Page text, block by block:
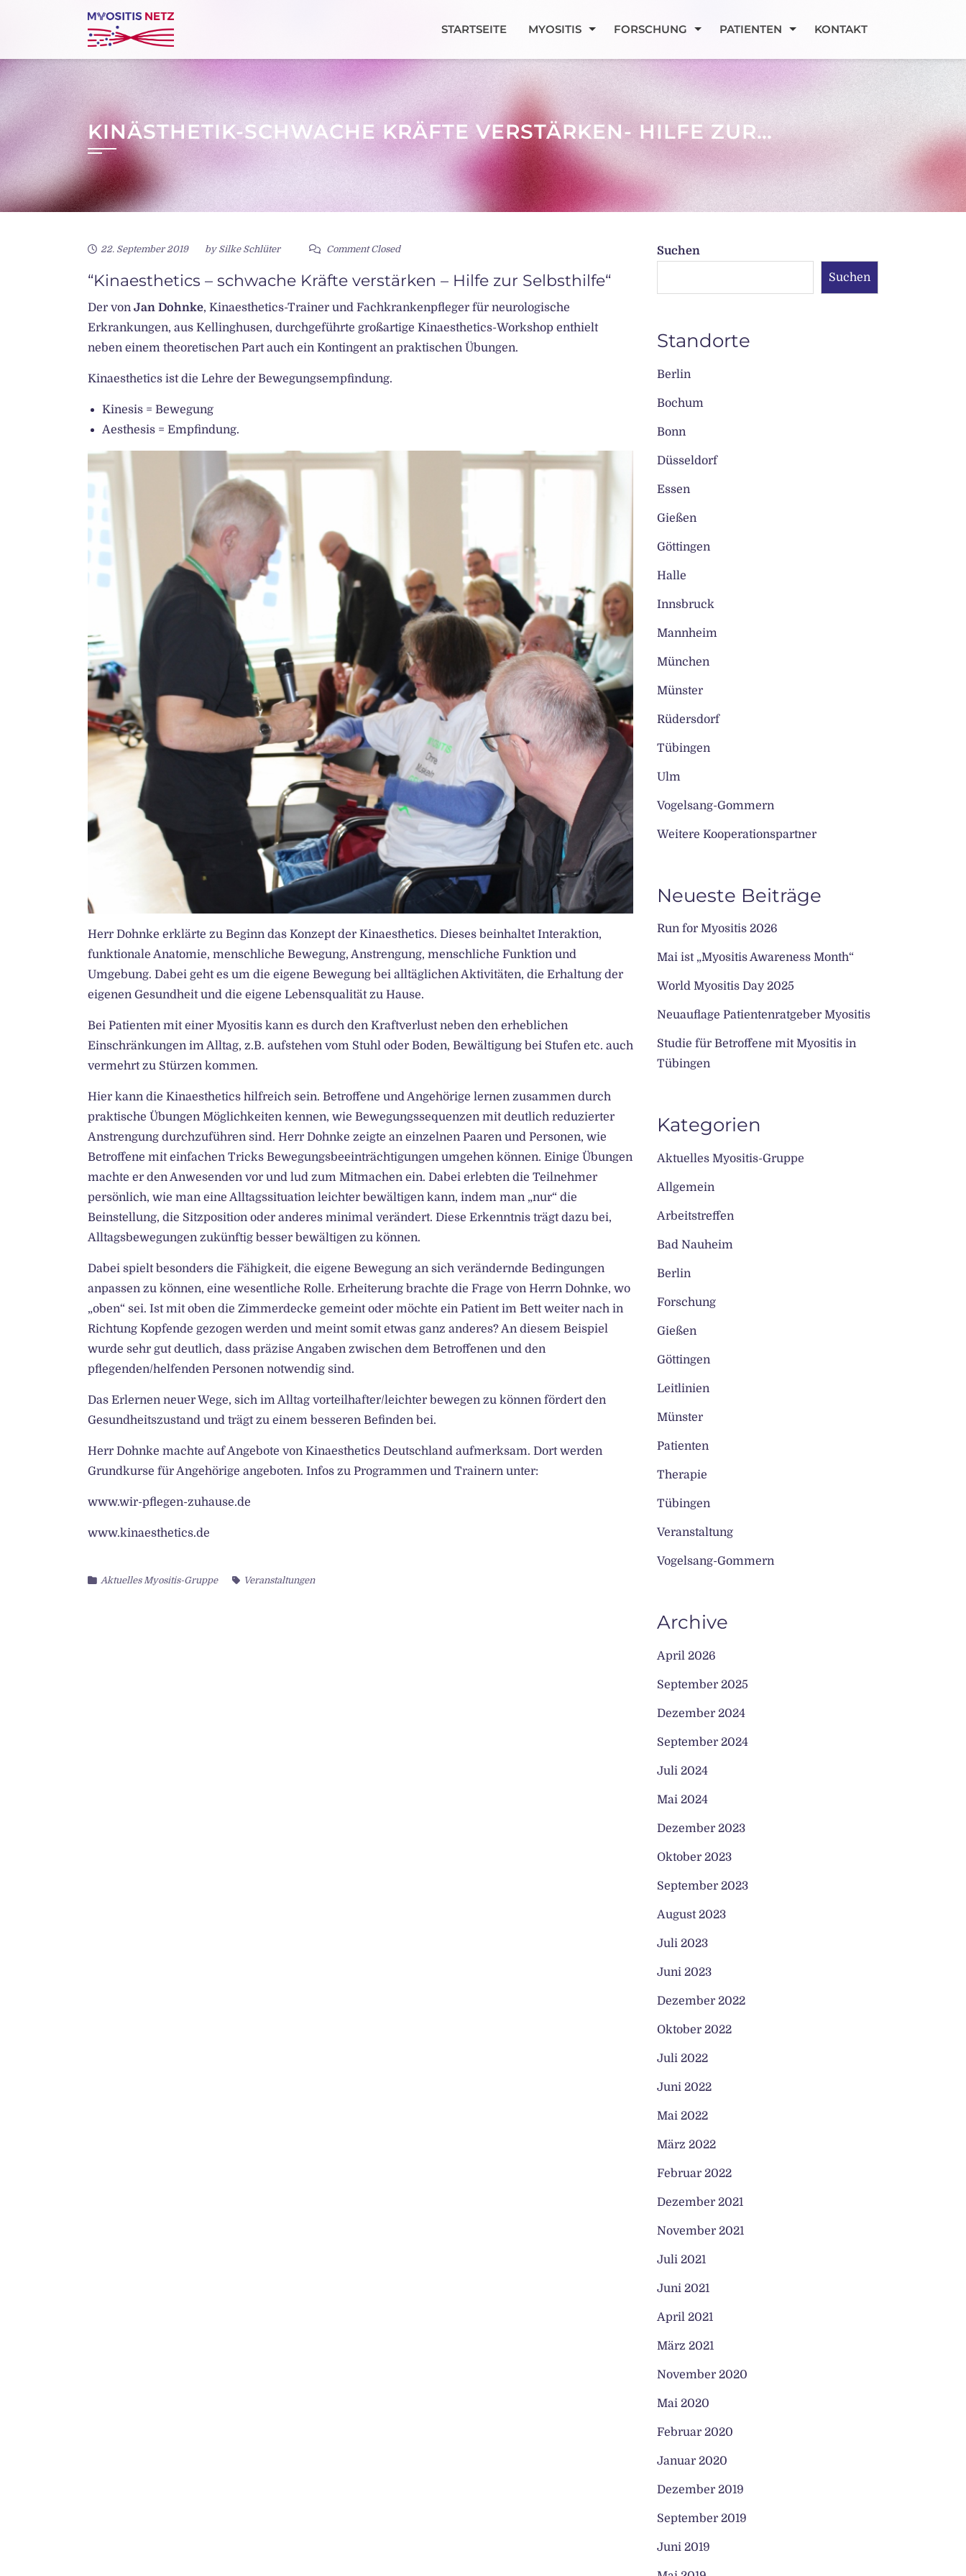
STARTSEITE MYOSITIS FORSCHUNG PATIENTEN KONTAKT
KINÄSTHETIK-SCHWACHE KRÄFTE VERSTÄRKEN- HILFE ZUR…
22. September 2019 by Silke Schlüter Comment Closed
“Kinaesthetics – schwache Kräfte verstärken – Hilfe zur Selbsthilfe“
Der von Jan Dohnke, Kinaesthetics-Trainer und Fachkrankenpfleger für neurologische
Erkrankungen, aus Kellinghusen, durchgeführte großartige Kinaesthetics-Workshop enthielt
neben einem theoretischen Part auch ein Kontingent an praktischen Übungen.
Kinaesthetics ist die Lehre der Bewegungsempfindung.
Kinesis = Bewegung
Aesthesis = Empfindung.
Herr Dohnke erklärte zu Beginn das Konzept der Kinaesthetics. Dieses beinhaltet Interaktion,
funktionale Anatomie, menschliche Bewegung, Anstrengung, menschliche Funktion und
Umgebung. Dabei geht es um die eigene Bewegung bei alltäglichen Aktivitäten, die Erhaltung der
eigenen Gesundheit und die eigene Lebensqualität zu Hause.
Bei Patienten mit einer Myositis kann es durch den Kraftverlust neben den erheblichen
Einschränkungen im Alltag, z.B. aufstehen vom Stuhl oder Boden, Bewältigung bei Stufen etc. auch
vermehrt zu Stürzen kommen.
Hier kann die Kinaesthetics hilfreich sein. Betroffene und Angehörige lernen zusammen durch
praktische Übungen Möglichkeiten kennen, wie Bewegungssequenzen mit deutlich reduzierter
Anstrengung durchzuführen sind. Herr Dohnke zeigte an einzelnen Paaren und Personen, wie
Betroffene mit einfachen Tricks Bewegungsbeeinträchtigungen umgehen können. Einige Übungen
machte er den Anwesenden vor und lud zum Mitmachen ein. Dabei erlebten die Teilnehmer
persönlich, wie man eine Alltagssituation leichter bewältigen kann, indem man „nur“ die
Beinstellung, die Sitzposition oder anderes minimal verändert. Diese Erkenntnis trägt dazu bei,
Alltagsbewegungen zukünftig besser bewältigen zu können.
Dabei spielt besonders die Fähigkeit, die eigene Bewegung an sich verändernde Bedingungen
anpassen zu können, eine wesentliche Rolle. Erheiterung brachte die Frage von Herrn Dohnke, wo
„oben“ sei. Ist mit oben die Zimmerdecke gemeint oder möchte ein Patient im Bett weiter nach in
Richtung Kopfende gezogen werden und meint somit etwas ganz anderes? An diesem Beispiel
wurde sehr gut deutlich, dass präzise Angaben zwischen dem Betroffenen und den
pflegenden/helfenden Personen notwendig sind.
Das Erlernen neuer Wege, sich im Alltag vorteilhafter/leichter bewegen zu können fördert den
Gesundheitszustand und trägt zu einem besseren Befinden bei.
Herr Dohnke machte auf Angebote von Kinaesthetics Deutschland aufmerksam. Dort werden
Grundkurse für Angehörige angeboten. Infos zu Programmen und Trainern unter:
www.wir-pflegen-zuhause.de
www.kinaesthetics.de
Aktuelles Myositis-Gruppe Veranstaltungen
Suchen
Suchen
Standorte
Berlin
Bochum
Bonn
Düsseldorf
Essen
Gießen
Göttingen
Halle
Innsbruck
Mannheim
München
Münster
Rüdersdorf
Tübingen
Ulm
Vogelsang-Gommern
Weitere Kooperationspartner
Neueste Beiträge
Run for Myositis 2026
Mai ist „Myositis Awareness Month“
World Myositis Day 2025
Neuauflage Patientenratgeber Myositis
Studie für Betroffene mit Myositis in
Tübingen
Kategorien
Aktuelles Myositis-Gruppe
Allgemein
Arbeitstreffen
Bad Nauheim
Berlin
Forschung
Gießen
Göttingen
Leitlinien
Münster
Patienten
Therapie
Tübingen
Veranstaltung
Vogelsang-Gommern
Archive
April 2026
September 2025
Dezember 2024
September 2024
Juli 2024
Mai 2024
Dezember 2023
Oktober 2023
September 2023
August 2023
Juli 2023
Juni 2023
Dezember 2022
Oktober 2022
Juli 2022
Juni 2022
Mai 2022
März 2022
Februar 2022
Dezember 2021
November 2021
Juli 2021
Juni 2021
April 2021
März 2021
November 2020
Mai 2020
Februar 2020
Januar 2020
Dezember 2019
September 2019
Juni 2019